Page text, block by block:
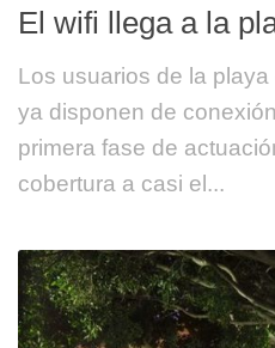
El wifi llega a la
Los usuarios de la
ya disponen de
primera fase de
cobertura a casi el...